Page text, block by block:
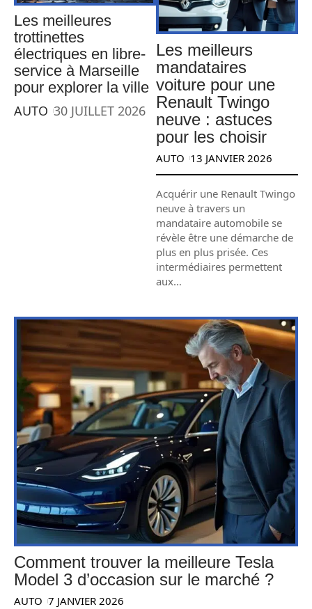
Les meilleures
trottinettes
électriques en libre-
service à Marseille
pour explorer la ville
AUTO 30 JUILLET 2026
Les meilleurs
mandataires
voiture pour une
Renault Twingo
neuve : astuces
pour les choisir
AUTO 13 JANVIER 2026
Acquérir une Renault Twingo
neuve à travers un
mandataire automobile se
révèle être une démarche de
plus en plus prisée. Ces
intermédiaires permettent
aux…
Comment trouver la meilleure Tesla
Model 3 d’occasion sur le marché ?
AUTO 7 JANVIER 2026